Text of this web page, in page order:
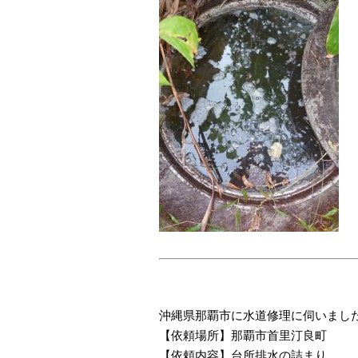
沖縄県那覇市に水道修理に伺いまし
【依頼場所】那覇市首里汀良町
【依頼内容】台所排水の詰まり